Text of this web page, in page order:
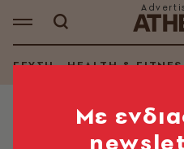
ΓΕΥΣΗ HEALTH &
Mε